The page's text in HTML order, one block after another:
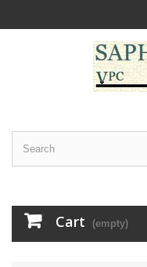
Cart (empty)